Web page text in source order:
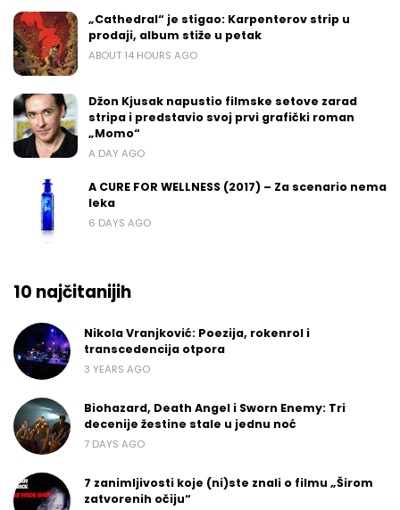
„Cathedral“ je stigao: Karpenterov strip u
prodaji, album stiže u petak
ABOUT 14 HOURS AGO
Džon Kjusak napustio filmske setove zarad
stripa i predstavio svoj prvi grafički roman
„Momo“
A DAY AGO
A CURE FOR WELLNESS (2017) – Za scenario nema
leka
6 DAYS AGO
10 najčitanijih
Nikola Vranjković: Poezija, rokenrol i
transcedencija otpora
3 YEARS AGO
Biohazard, Death Angel i Sworn Enemy: Tri
decenije žestine stale u jednu noć
7 DAYS AGO
7 zanimljivosti koje (ni)ste znali o filmu „Širom
zatvorenih očiju“